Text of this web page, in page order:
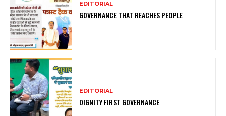
EDITORIAL
GOVERNANCE THAT REACHES PEOPLE
EDITORIAL
DIGNITY FIRST GOVERNANCE